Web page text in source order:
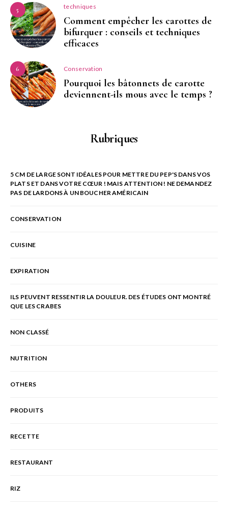
5 techniques
Comment empêcher les carottes de
bifurquer : conseils et techniques
efficaces
6 Conservation
Pourquoi les bâtonnets de carotte
deviennent-ils mous avec le temps ?
Rubriques
5 CM DE LARGE SONT IDÉALES POUR METTRE DU PEP'S DANS VOS
PLATS ET DANS VOTRE CŒUR ! MAIS ATTENTION ! NE DEMANDEZ
PAS DE LARDONS À UN BOUCHER AMÉRICAIN
CONSERVATION
CUISINE
EXPIRATION
ILS PEUVENT RESSENTIR LA DOULEUR. DES ÉTUDES ONT MONTRÉ
QUE LES CRABES
NON CLASSÉ
NUTRITION
OTHERS
PRODUITS
RECETTE
RESTAURANT
RIZ